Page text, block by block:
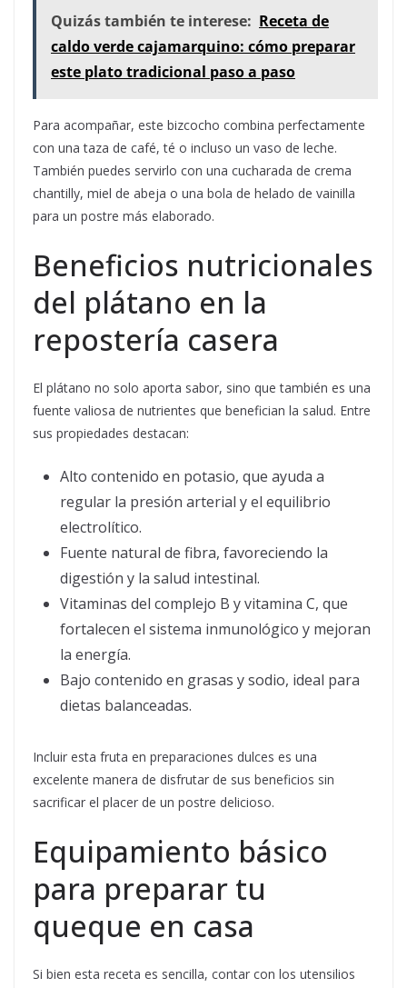
Quizás también te interese: Receta de
caldo verde cajamarquino: cómo preparar
este plato tradicional paso a paso
Para acompañar, este bizcocho combina perfectamente
con una taza de café, té o incluso un vaso de leche.
También puedes servirlo con una cucharada de crema
chantilly, miel de abeja o una bola de helado de vainilla
para un postre más elaborado.
Beneficios nutricionales
del plátano en la
repostería casera
El plátano no solo aporta sabor, sino que también es una
fuente valiosa de nutrientes que benefician la salud. Entre
sus propiedades destacan:
Alto contenido en potasio, que ayuda a
regular la presión arterial y el equilibrio
electrolítico.
Fuente natural de fibra, favoreciendo la
digestión y la salud intestinal.
Vitaminas del complejo B y vitamina C, que
fortalecen el sistema inmunológico y mejoran
la energía.
Bajo contenido en grasas y sodio, ideal para
dietas balanceadas.
Incluir esta fruta en preparaciones dulces es una
excelente manera de disfrutar de sus beneficios sin
sacrificar el placer de un postre delicioso.
Equipamiento básico
para preparar tu
queque en casa
Si bien esta receta es sencilla, contar con los utensilios